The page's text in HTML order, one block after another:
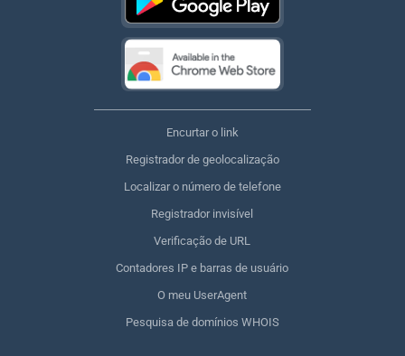
Encurtar o link
Registrador de geolocalização
Localizar o número de telefone
Registrador invisível
Verificação de URL
Contadores IP e barras de usuário
O meu UserAgent
Pesquisa de domínios WHOIS